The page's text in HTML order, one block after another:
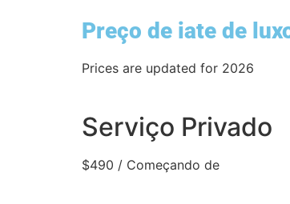
Preço de iate de
Prices are updated for 2026
Serviço Privado
$490 / Começando de